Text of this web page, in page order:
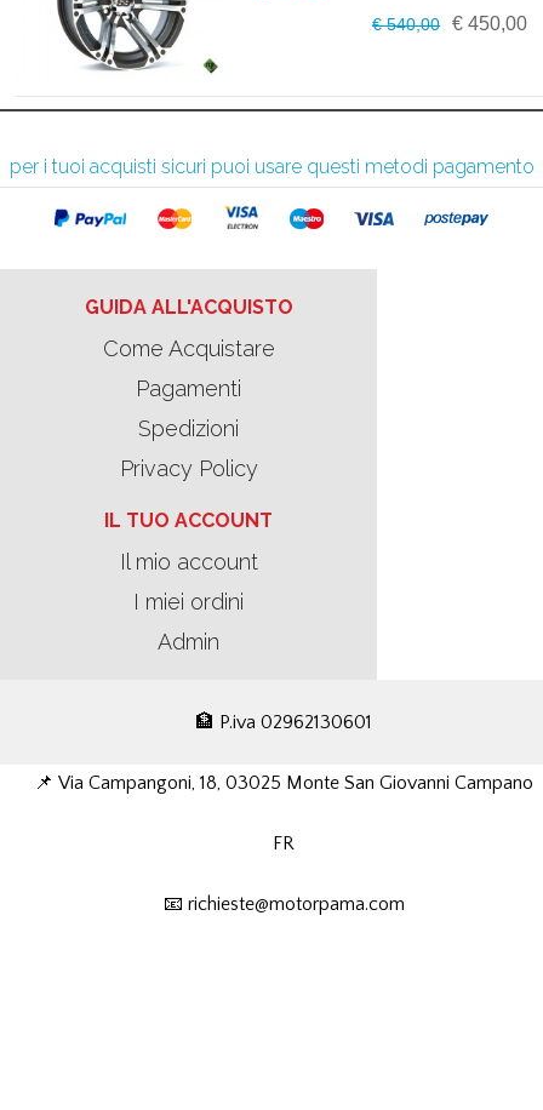
€ 540,00 € 450,00
per i tuoi acquisti sicuri puoi usare questi metodi pagamento
GUIDA ALL'ACQUISTO
Come Acquistare
Pagamenti
Spedizioni
Privacy Policy
IL TUO ACCOUNT
Il mio account
I miei ordini
Admin
🏦 P.iva 02962130601
📌 Via Campangoni, 18, 03025 Monte San Giovanni Campano
FR
📧 richieste@motorpama.com